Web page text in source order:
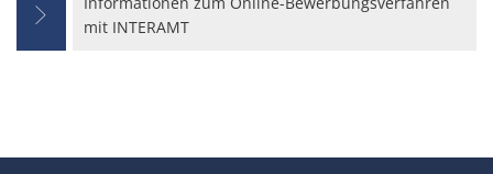
mit INTERAMT